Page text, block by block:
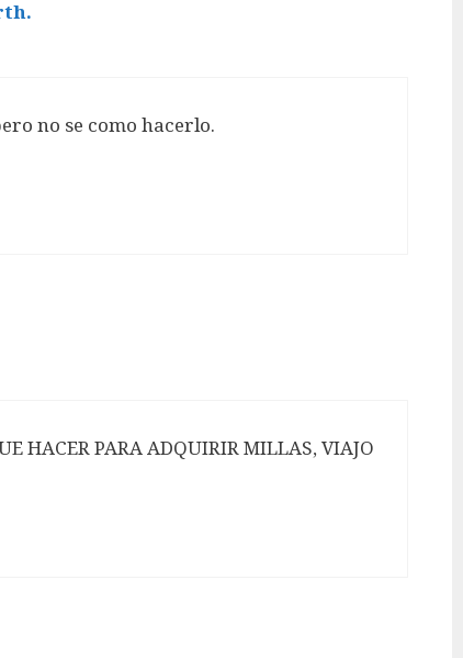
no se como hacerlo.
HACER PARA ADQUIRIR MILLAS, VIAJO